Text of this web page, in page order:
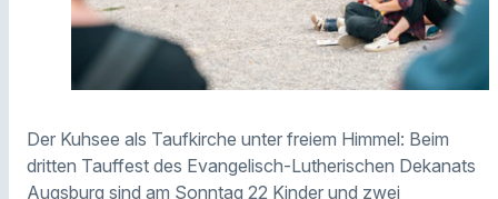
Der Kuhsee als Taufkirche unter freiem Himmel: Beim
dritten Tauffest des Evangelisch-Lutherischen Dekanats
Augsburg sind am Sonntag 22 Kinder und zwei